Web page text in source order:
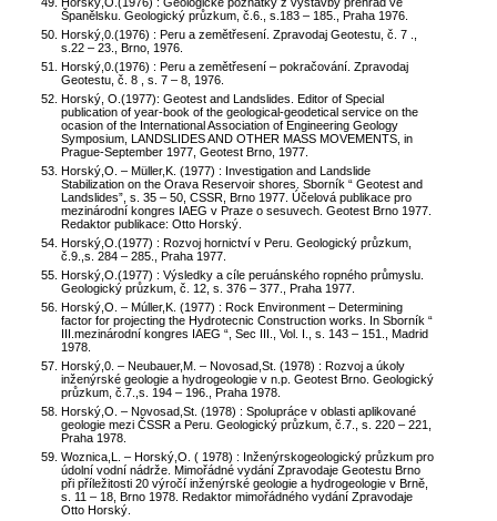
Španělsku. Geologický průzkum, č.6., s.183 – 185., Praha 1976.
Horský,0.(1976) : Peru a zemětřesení. Zpravodaj Geotestu, č. 7 .,
s.22 – 23., Brno, 1976.
Horský,0.(1976) : Peru a zemětřesení – pokračování. Zpravodaj
Geotestu, č. 8 , s. 7 – 8, 1976.
Horský, O.(1977): Geotest and Landslides. Editor of Special
publication of year-book of the geological-geodetical service on the
ocasion of the International Association of Engineering Geology
Symposium, LANDSLIDES AND OTHER MASS MOVEMENTS, in
Prague-September 1977, Geotest Brno, 1977.
Horský,O. – Müller,K. (1977) : Investigation and Landslide
Stabilization on the Orava Reservoir shores. Sborník “ Geotest and
Landslides”, s. 35 – 50, CSSR, Brno 1977. Účelová publikace pro
mezinárodní kongres IAEG v Praze o sesuvech. Geotest Brno 1977.
Redaktor publikace: Otto Horský.
Horský,O.(1977) : Rozvoj hornictví v Peru. Geologický průzkum,
č.9.,s. 284 – 285., Praha 1977.
Horský,O.(1977) : Výsledky a cíle peruánského ropného průmyslu.
Geologický průzkum, č. 12, s. 376 – 377., Praha 1977.
Horský,O. – Múller,K. (1977) : Rock Environment – Determining
factor for projecting the Hydrotecnic Construction works. In Sborník “
III.mezinárodní kongres IAEG “, Sec III., Vol. I., s. 143 – 151., Madrid
1978.
Horský,0. – Neubauer,M. – Novosad,St. (1978) : Rozvoj a úkoly
inženýrské geologie a hydrogeologie v n.p. Geotest Brno. Geologický
průzkum, č.7.,s. 194 – 196., Praha 1978.
Horský,O. – Novosad,St. (1978) : Spolupráce v oblasti aplikované
geologie mezi ČSSR a Peru. Geologický průzkum, č.7., s. 220 – 221,
Praha 1978.
Woznica,L. – Horský,O. ( 1978) : Inženýrskogeologický průzkum pro
údolní vodní nádrže. Mimořádné vydání Zpravodaje Geotestu Brno
při příležitosti 20 výročí inženýrské geologie a hydrogeologie v Brně,
s. 11 – 18, Brno 1978. Redaktor mimořádného vydání Zpravodaje
Otto Horský.